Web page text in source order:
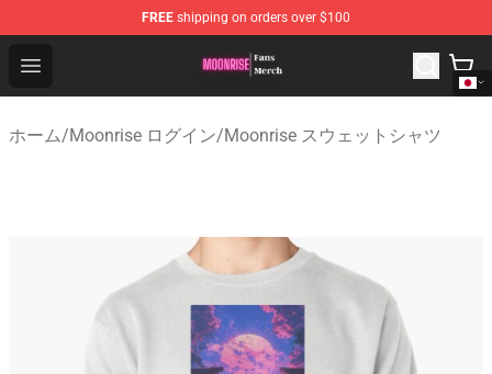
FREE shipping on orders over $100
Open menu
Moonrise Store - Official Moonrise Merchandise Shop
ホーム/Moonrise ログイン/Moonrise スウェットシャツ